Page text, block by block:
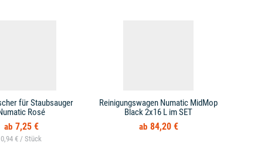
für Staubsauger
Rosé
7,25 €
0,94 € /
Reinigungswagen Numatic MidMop
Black 2x16 L im SET
84,20 €